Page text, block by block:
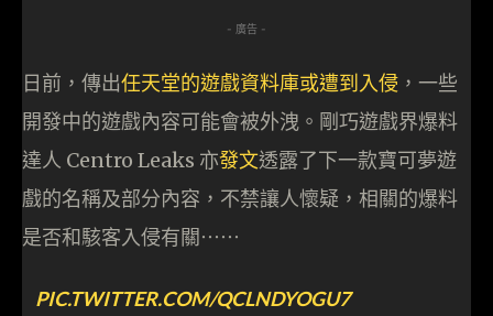
- 廣告 -
日前，傳出任天堂的遊戲資料庫或遭到入侵 ，一些
開發中的遊戲內容可能會被外洩。剛巧遊戲界爆料
達人 Centro Leaks 亦發文透露了下一款寶可夢遊
戲的名稱及部分內容，不禁讓人懷疑，相關的爆料
是否和駭客入侵有關⋯⋯
PIC.TWITTER.COM/QCLNDYOGU7